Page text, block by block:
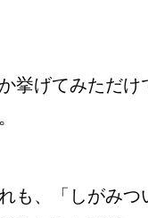
挙げてみただ
も、「しがみ